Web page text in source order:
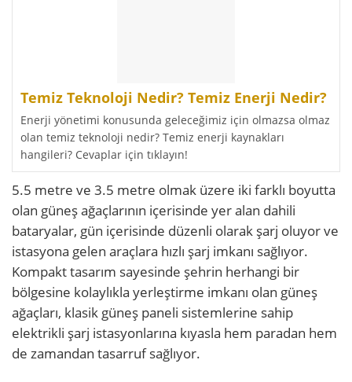
Temiz Teknoloji Nedir? Temiz Enerji Nedir?
Enerji yönetimi konusunda geleceğimiz için olmazsa olmaz
olan temiz teknoloji nedir? Temiz enerji kaynakları
hangileri? Cevaplar için tıklayın!
5.5 metre ve 3.5 metre olmak üzere iki farklı boyutta
olan güneş ağaçlarının içerisinde yer alan dahili
bataryalar, gün içerisinde düzenli olarak şarj oluyor ve
istasyona gelen araçlara hızlı şarj imkanı sağlıyor.
Kompakt tasarım sayesinde şehrin herhangi bir
bölgesine kolaylıkla yerleştirme imkanı olan güneş
ağaçları, klasik güneş paneli sistemlerine sahip
elektrikli şarj istasyonlarına kıyasla hem paradan hem
de zamandan tasarruf sağlıyor.